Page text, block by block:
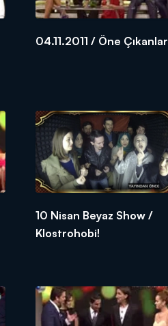
04.11.2011 / Öne Çıkanlar
10 Nisan Beyaz Show /
Klostrohobi!